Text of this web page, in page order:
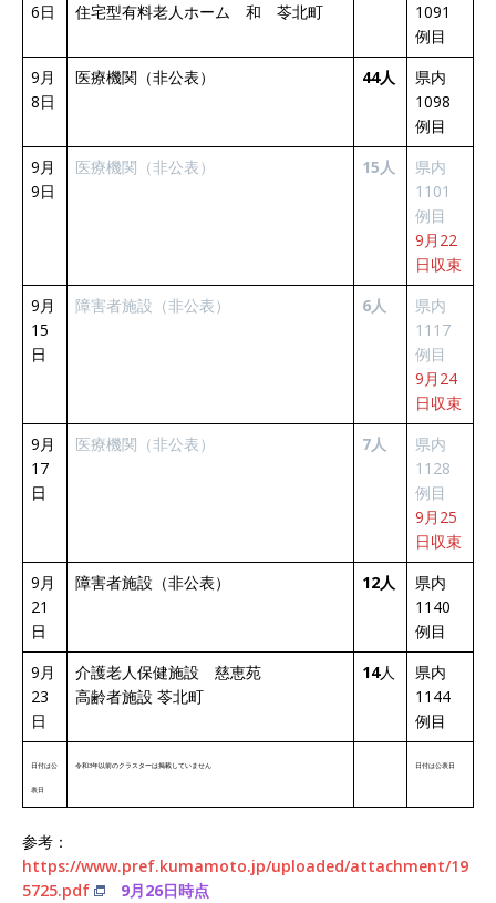
6日
住宅型有料老人ホーム 和 苓北町
1091
例目
9月
8日
医療機関（非公表） 44人
県内
1098
例目
9月
9日
医療機関（非公表） 15人
県内
1101
例目
9月22
日収束
9月
15
日
障害者施設（非公表） 6人
県内
1117
例目
9月24
日収束
9月
17
日
医療機関（非公表） 7人
県内
1128
例目
9月25
日収束
9月
21
日
障害者施設（非公表） 12人
県内
1140
例目
9月
23
日
介護老人保健施設 慈恵苑
高齢者施設 苓北町
14人
県内
1144
例目
日付は公
表日
令和3年以前のクラスターは掲載していません 日付は公表日
参考：
https://www.pref.kumamoto.jp/uploaded/attachment/19
5725.pdf
9月26日時点